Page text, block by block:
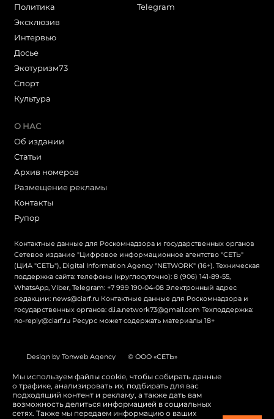
Политика
Эксклюзив
Интервью
Досье
Экотуризм73
Cпорт
Культура
Telegram
О НАС
Об издании
Статьи
Архив номеров
Размещение рекламы
Контакты
Рупор
Контактные данные для Роскомнадзора и государственных органов
Сетевое издание "Цифровое информационное агентство "СЕТЬ"
(ЦИА "СЕТЬ"), Digital Information Agency "NETWORK" (16+). Техническая
поддержка сайта: телефоны (круглосуточно): 8 (906) 141-89-55,
WhatsApp, Viber, Telegram: +7 999 190-04-08 Электронный адрес
редакции: news@ciarf.ru Контактные данные для Роскомнадзора и
государственных органов: d.i.a.network73@gmail.com Техподдержка:
no-reply@ciarf.ru Ресурс может содержать материалы 18+
Design by Tonweb Agency © ООО «СЕТЬ»
Политика конфиденциальности Карта сайта
Switch to English
Мы используем файлы cookie, чтобы собирать данные
о трафике, анализировать их, подбирать для вас
подходящий контент и рекламу, а также дать вам
возможность делиться информацией в социальных
сетях. Также мы передаем информацию о ваших